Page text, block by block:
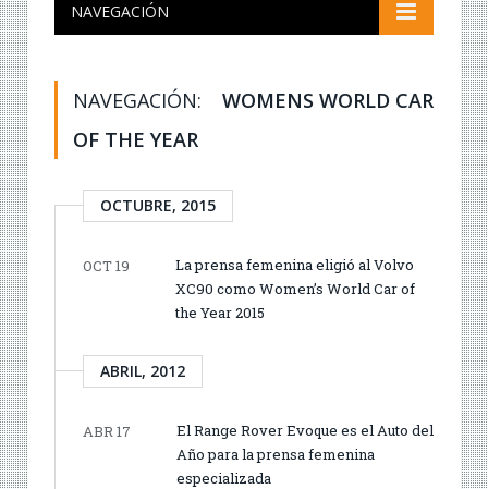
NAVEGACIÓN
NAVEGACIÓN:
WOMENS WORLD CAR
OF THE YEAR
OCTUBRE, 2015
OCT 19
La prensa femenina eligió al Volvo
XC90 como Women’s World Car of
the Year 2015
ABRIL, 2012
ABR 17
El Range Rover Evoque es el Auto del
Año para la prensa femenina
especializada